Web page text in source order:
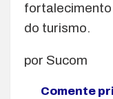
do turismo.
por Sucom
Comente